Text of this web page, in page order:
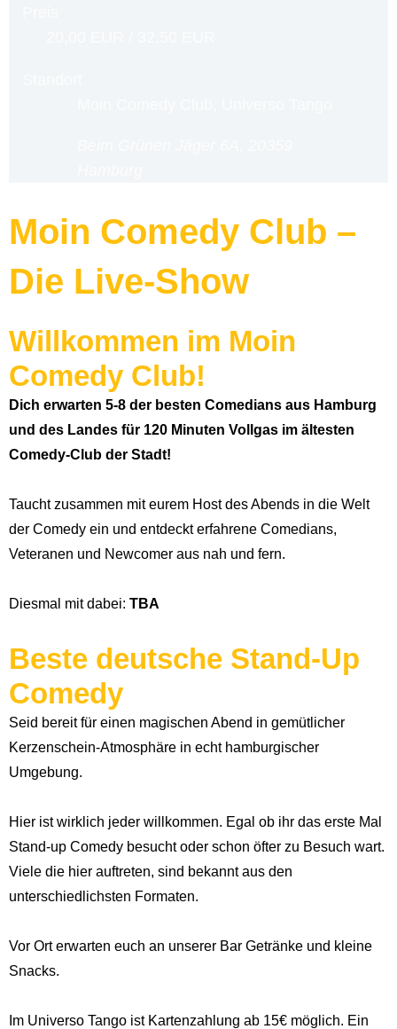
Moin Comedy Club –
Die Live-Show
Willkommen im Moin
Comedy Club!
Dich erwarten 5-8 der besten Comedians aus Hamburg
und des Landes für 120 Minuten Vollgas im ältesten
Comedy-Club der Stadt!
Taucht zusammen mit eurem Host des Abends in die Welt
der Comedy ein und entdeckt erfahrene Comedians,
Veteranen und Newcomer aus nah und fern.
Diesmal mit dabei: TBA
Beste deutsche Stand-Up
Comedy
Seid bereit für einen magischen Abend in gemütlicher
Kerzenschein-Atmosphäre in echt hamburgischer
Umgebung.
Hier ist wirklich jeder willkommen. Egal ob ihr das erste Mal
Stand-up Comedy besucht oder schon öfter zu Besuch wart.
Viele die hier auftreten, sind bekannt aus den
unterschiedlichsten Formaten.
Vor Ort erwarten euch an unserer Bar Getränke und kleine
Snacks.
Im Universo Tango ist Kartenzahlung ab 15€ möglich. Ein